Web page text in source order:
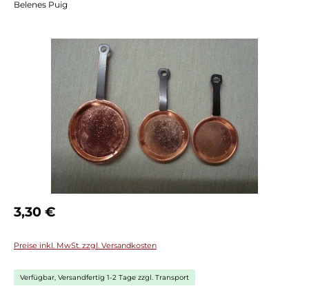
Belenes Puig
Bildergalerie überspringen
Regulärer Preis:
3,30 €
Preise inkl. MwSt. zzgl. Versandkosten
Verfügbar, Versandfertig 1-2 Tage zzgl. Transport